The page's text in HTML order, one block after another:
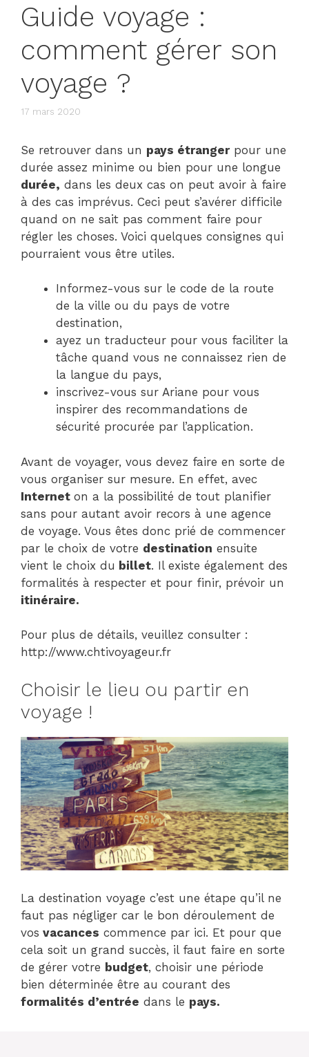
Guide voyage :
comment gérer son
voyage ?
17 mars 2020
Se retrouver dans un pays étrangerpour une
durée assez minime ou bien pour une longue
durée, dans les deux cas on peut avoir à faire
à des cas imprévus. Ceci peut s’avérer difficile
quand on ne sait pas comment faire pour
régler les choses. Voici quelques consignes qui
pourraient vous être utiles.
Informez-vous sur le code de la route
de la ville ou du pays de votre
destination,
ayez un traducteur pour vous faciliter la
tâche quand vous ne connaissez rien de
la langue du pays,
inscrivez-vous sur Ariane pour vous
inspirer des recommandations de
sécurité procurée par l’application.
Avant de voyager, vous devez faire en sorte de
vous organiser sur mesure. En effet, avec
Internet on a la possibilité de tout planifier
sans pour autant avoir recors à une agence
de voyage. Vous êtes donc prié de commencer
par le choix de votre destination ensuite
vient le choix du billet. Il existe également des
formalités à respecter et pour finir, prévoir un
itinéraire.
Pour plus de détails, veuillez consulter :
http://www.chtivoyageur.fr
Choisir le lieu ou partir en
voyage !
La destination voyage c’est une étape qu’il ne
faut pas négliger car le bon déroulement de
vos vacances commence par ici. Et pour que
cela soit un grand succès, il faut faire en sorte
de gérer votre budget, choisir une période
bien déterminée être au courant des
formalités d’entrée dans le pays.